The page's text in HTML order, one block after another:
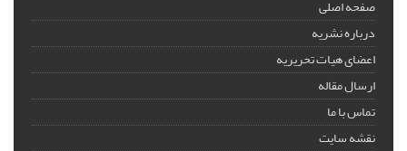
صفحه اصلی
درباره نشریه
اعضای هیات تحریریه
ارسال مقاله
تماس با ما
نقشه سایت